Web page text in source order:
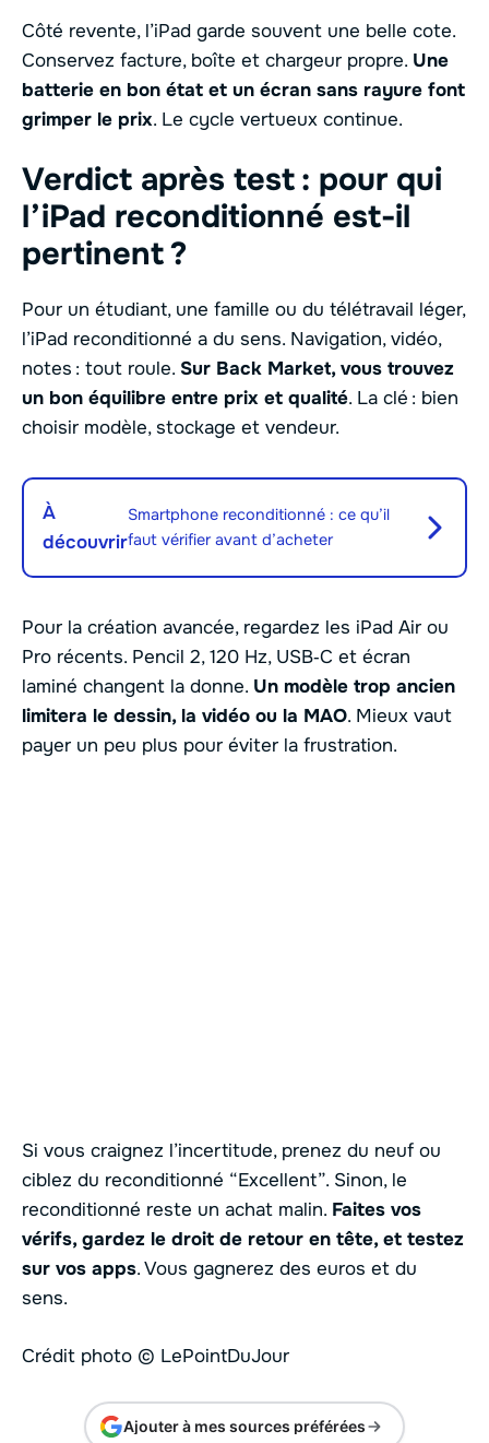
Côté revente, l’iPad garde souvent une belle cote.
Conservez facture, boîte et chargeur propre. Une
batterie en bon état et un écran sans rayure font
grimper le prix. Le cycle vertueux continue.
Verdict après test : pour qui
l’iPad reconditionné est-il
pertinent ?
Pour un étudiant, une famille ou du télétravail léger,
l’iPad reconditionné a du sens. Navigation, vidéo,
notes : tout roule. Sur Back Market, vous trouvez
un bon équilibre entre prix et qualité. La clé : bien
choisir modèle, stockage et vendeur.
À
découvrir
Smartphone reconditionné : ce qu’il
faut vérifier avant d’acheter
Pour la création avancée, regardez les iPad Air ou
Pro récents. Pencil 2, 120 Hz, USB‑C et écran
laminé changent la donne. Un modèle trop ancien
limitera le dessin, la vidéo ou la MAO. Mieux vaut
payer un peu plus pour éviter la frustration.
Si vous craignez l’incertitude, prenez du neuf ou
ciblez du reconditionné “Excellent”. Sinon, le
reconditionné reste un achat malin. Faites vos
vérifs, gardez le droit de retour en tête, et testez
sur vos apps. Vous gagnerez des euros et du
sens.
Crédit photo © LePointDuJour
Ajouter à mes sources préférées